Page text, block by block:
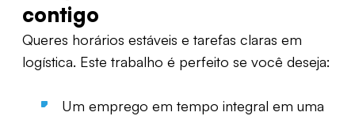
contigo
Queres horários estáveis e tarefas claras em
logística. Este trabalho é perfeito se você deseja:
Um emprego em tempo integral em uma